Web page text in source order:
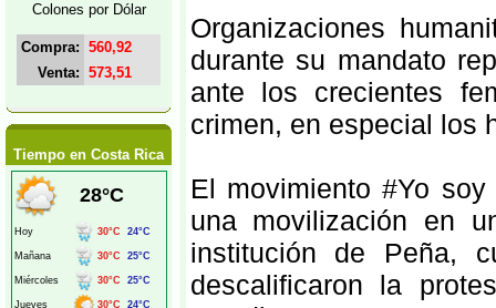
Colones por Dólar
Compra: 560,92
Venta: 573,51
Tiempo en Costa Rica
Organizaciones
durante su mandato
ante los crecientes
crimen, en especial los
El movimiento #Yo
una movilización en
institución de Peña,
descalificaron la